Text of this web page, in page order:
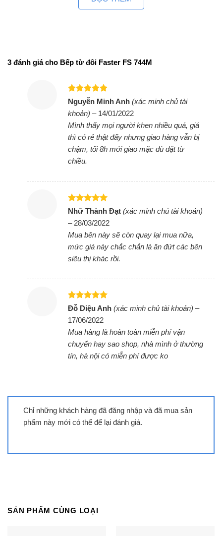
Bếp đôi điện từ Sunhouse MMB-02I
Bếp đôi điện từ Sunhouse
APB9981
3 đánh giá cho Bếp từ đôi Faster FS 744M
Được xếp
hạng
sao
Nguyễn Minh Anh(xác minh chủ tài
khoản) – 14/01/2022
Mình thấy mọi người khen nhiều quá, giá
thì có rẻ thật đấy nhưng giao hàng vẫn bị
chậm, tối 8h mới giao mặc dù đặt từ
chiều.
Được xếp
sao
Nhữ Thành Đạt(xác minh chủ tài khoản)
– 28/03/2022
Mua bên này sẽ còn quay lại mua nữa,
mức giá này chắc chắn là ăn đứt các bên
siêu thị khác rồi.
Được xếp
5
sao
Đỗ Diệu Anh(xác minh chủ tài khoản) –
17/06/2022
Mua hàng là hoàn toàn miễn phí vận
chuyển hay sao shop, nhà mình ở thường
tín, hà nội có miễn phí được ko
Chỉ những khách hàng đã đăng nhập và đã mua sản
phẩm này mới có thể để lại đánh giá.
SẢN PHẨM CÙNG LOẠI